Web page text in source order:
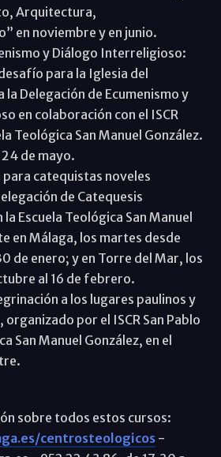
Arquitectura,
en noviembre y en junio.
y Diálogo Interreligioso:
para la Iglesia del
la Delegación de Ecumenismo y
en colaboración con el ISCR
Teológica San Manuel González.
de mayo.
para catequistas noveles
de Catequesis
Escuela Teológica San Manuel
en Málaga, los martes desde
de enero; y en Torre del Mar, los
al 16 de febrero.
a los lugares paulinos y
por el ISCR San Pablo
San Manuel González, en el
sobre todos estos cursos:
centrosteologicos-